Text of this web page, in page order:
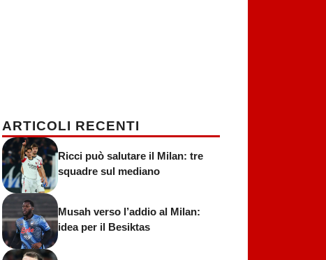
ARTICOLI RECENTI
Ricci può salutare il Milan: tre
squadre sul mediano
Musah verso l’addio al Milan:
idea per il Besiktas